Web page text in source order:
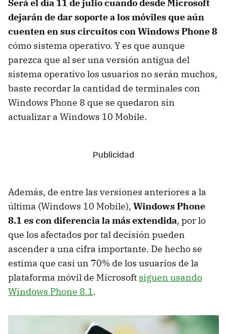
Será el día 11 de julio cuando desde Microsoft
dejarán de dar soporte a los móviles que aún
cuenten en sus circuitos con Windows Phone 8
cómo sistema operativo. Y es que aunque
parezca que al ser una versión antigua del
sistema operativo los usuarios no serán muchos,
baste recordar la cantidad de terminales con
Windows Phone 8 que se quedaron sin
actualizar a Windows 10 Mobile.
Además, de entre las versiones anteriores a la
última (Windows 10 Mobile), Windows Phone
8.1 es con diferencia la más extendida, por lo
que los afectados por tal decisión pueden
ascender a una cifra importante. De hecho se
estima que casi un 70% de los usuarios de la
plataforma móvil de Microsoft siguen usando
Windows Phone 8.1.